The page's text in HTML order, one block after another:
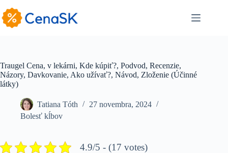
to
content
Traugel Cena, v lekárni, Kde kúpiť?, Podvod, Recenzie,
Názory, Davkovanie, Ako užívať?, Návod, Zloženie (Účinné
látky)
Tatiana Tóth
27 novembra, 2024
Bolesť kĺbov
4.9/5 - (17 votes)